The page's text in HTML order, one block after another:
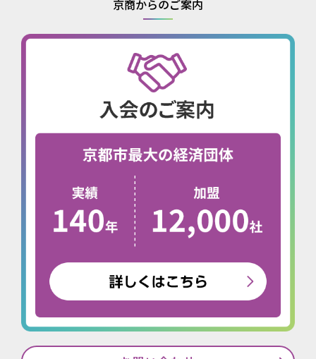
京商からのご案内